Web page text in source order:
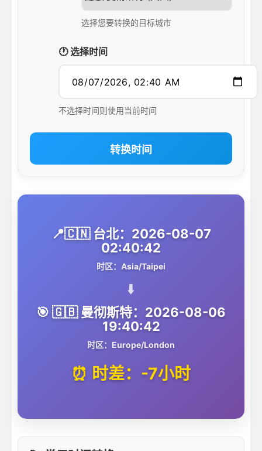
选择您要转换的目标城市
🕐 选择时间
不选择时间则使用当前时间
转换时间
📍🇨🇳 台北：2026-08-07
02:40:42
时区：Asia/Taipei
⬇️
🎯 🇬🇧 曼彻斯特：2026-08-06
19:40:42
时区：Europe/London
⏰ 时差：-7小时